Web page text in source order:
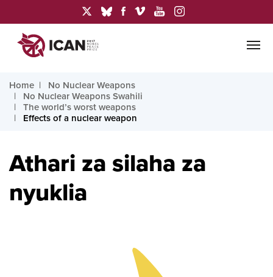
Home
No Nuclear Weapons
No Nuclear Weapons Swahili
The world’s worst weapons
Effects of a nuclear weapon
Athari za silaha za
nyuklia